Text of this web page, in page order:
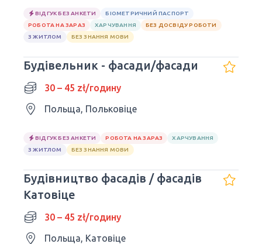
ВІДГУК БЕЗ АНКЕТИ
БІОМЕТРИЧНИЙ ПАСПОРТ
РОБОТА НА ЗАРАЗ
ХАРЧУВАННЯ
БЕЗ ДОСВІДУ РОБОТИ
З ЖИТЛОМ
БЕЗ ЗНАННЯ МОВИ
Будівельник - фасади/фасади
30 – 45 zł/годину
Польща, Польковіце
ВІДГУК БЕЗ АНКЕТИ РОБОТА НА ЗАРАЗ
ХАРЧУВАННЯ
З ЖИТЛОМ
БЕЗ ЗНАННЯ МОВИ
Будівництво фасадів / фасадів
Катовіце
30 – 45 zł/годину
Польща, Катовіце